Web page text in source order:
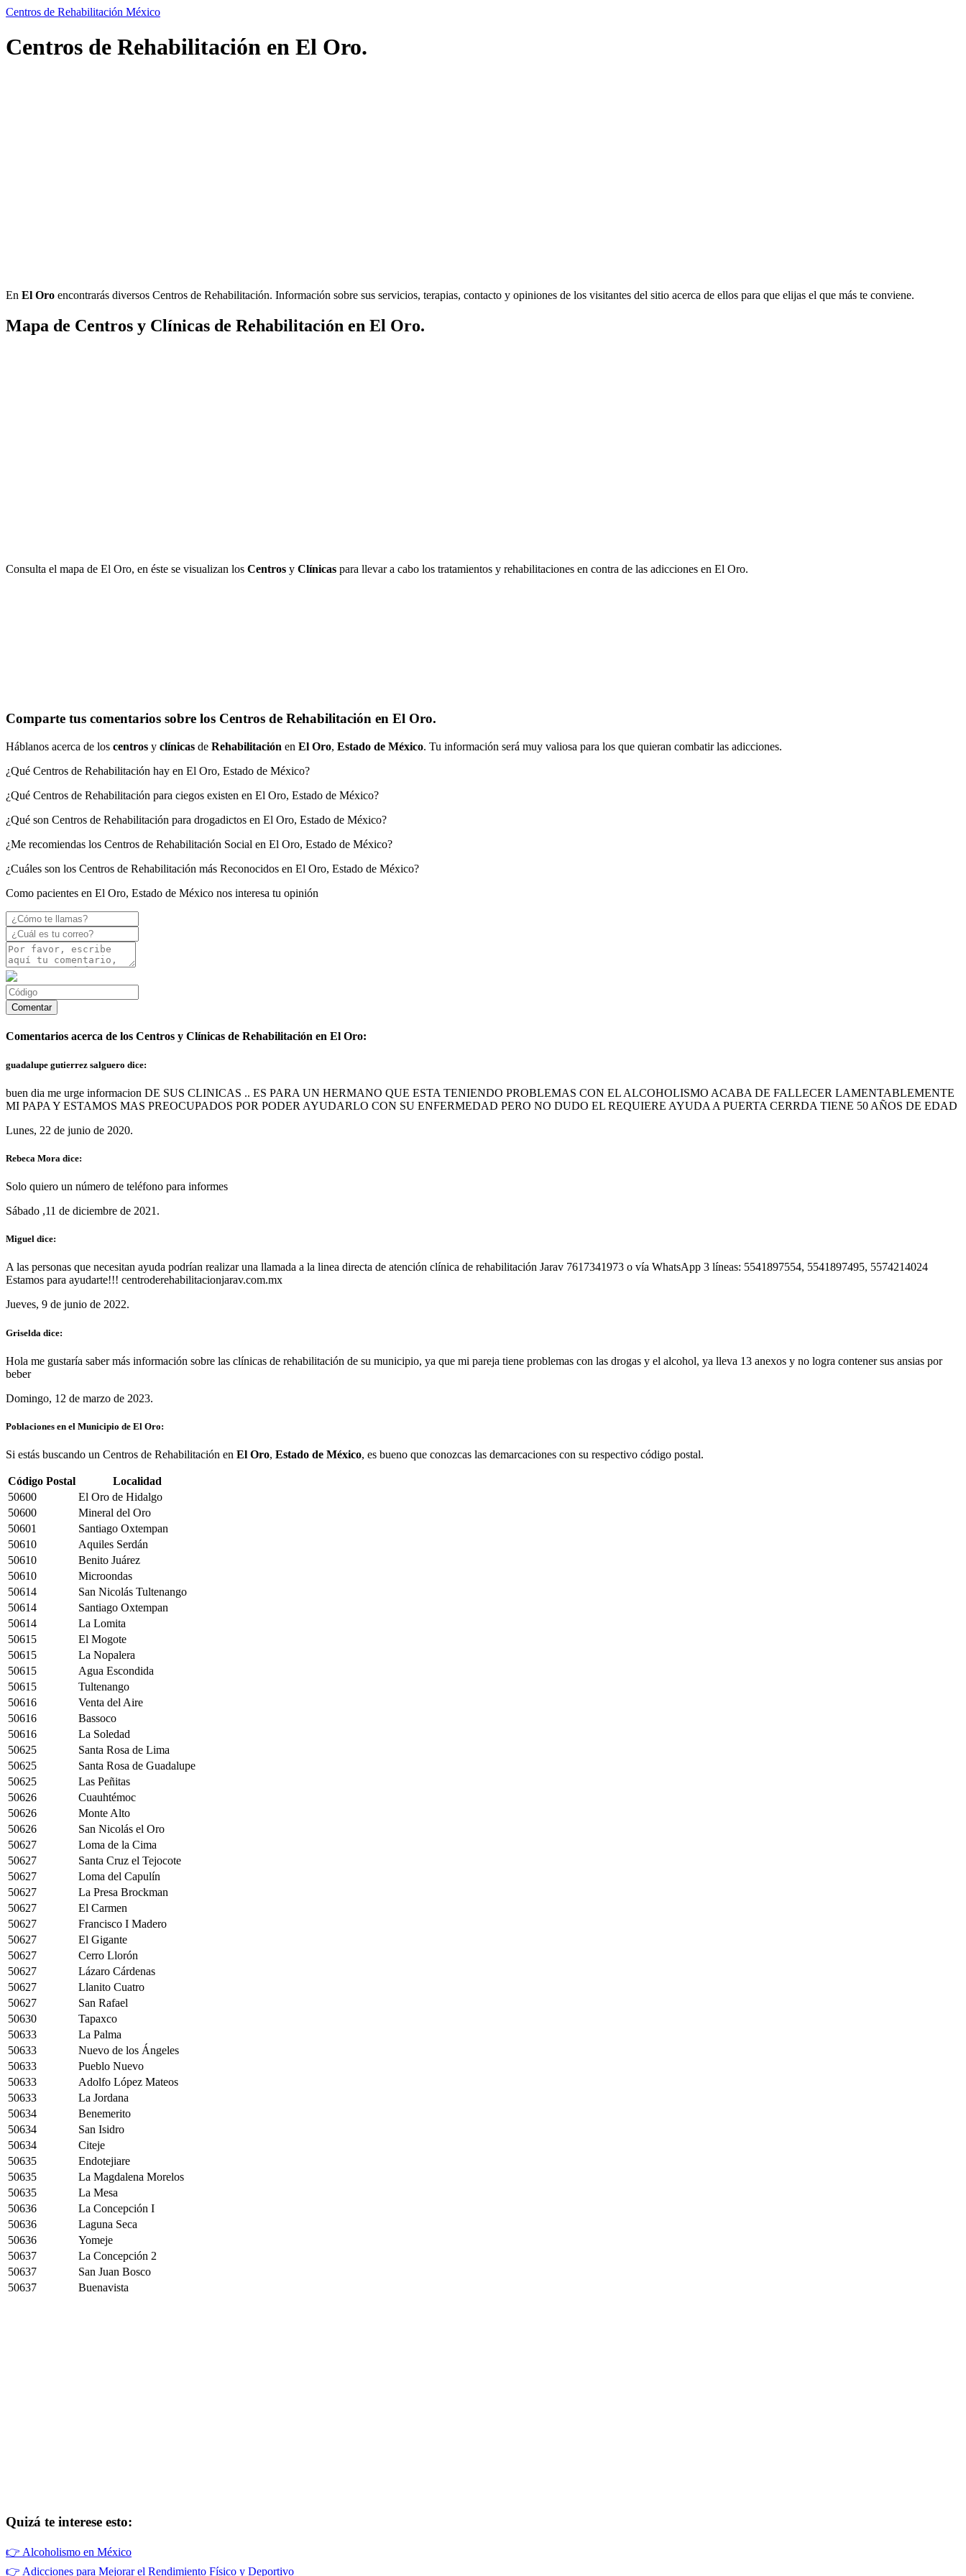
Centros de Rehabilitación México
Centros de Rehabilitación en El Oro.
En El Oro encontrarás diversos Centros de Rehabilitación. Información sobre sus servicios, terapias, contacto y opiniones de los visitantes del sitio acerca de ellos para que elijas el que más te conviene.
Mapa de Centros y Clínicas de Rehabilitación en El Oro.
Consulta el mapa de El Oro, en éste se visualizan los Centros y Clínicas para llevar a cabo los tratamientos y rehabilitaciones en contra de las adicciones en El Oro.
Comparte tus comentarios sobre los Centros de Rehabilitación en El Oro.
Háblanos acerca de los centros y clínicas de Rehabilitación en El Oro, Estado de México. Tu información será muy valiosa para los que quieran combatir las adicciones.
¿Qué Centros de Rehabilitación hay en El Oro, Estado de México?
¿Qué Centros de Rehabilitación para ciegos existen en El Oro, Estado de México?
¿Qué son Centros de Rehabilitación para drogadictos en El Oro, Estado de México?
¿Me recomiendas los Centros de Rehabilitación Social en El Oro, Estado de México?
¿Cuáles son los Centros de Rehabilitación más Reconocidos en El Oro, Estado de México?
Como pacientes en El Oro, Estado de México nos interesa tu opinión
Comentarios acerca de los Centros y Clínicas de Rehabilitación en El Oro:
guadalupe gutierrez salguero dice:
buen dia me urge informacion DE SUS CLINICAS .. ES PARA UN HERMANO QUE ESTA TENIENDO PROBLEMAS CON EL ALCOHOLISMO ACABA DE FALLECER LAMENTABLEMENTE
MI PAPA Y ESTAMOS MAS PREOCUPADOS POR PODER AYUDARLO CON SU ENFERMEDAD PERO NO DUDO EL REQUIERE AYUDA A PUERTA CERRDA TIENE 50 AÑOS DE EDAD
Lunes, 22 de junio de 2020.
Rebeca Mora dice:
Solo quiero un número de teléfono para informes
Sábado ,11 de diciembre de 2021.
Miguel dice:
A las personas que necesitan ayuda podrían realizar una llamada a la linea directa de atención clínica de rehabilitación Jarav 7617341973 o vía WhatsApp 3 líneas: 5541897554, 5541897495, 5574214024
Estamos para ayudarte!!! centroderehabilitacionjarav.com.mx
Jueves, 9 de junio de 2022.
Griselda dice:
Hola me gustaría saber más información sobre las clínicas de rehabilitación de su municipio, ya que mi pareja tiene problemas con las drogas y el alcohol, ya lleva 13 anexos y no logra contener sus ansias por
beber
Domingo, 12 de marzo de 2023.
Poblaciones en el Municipio de El Oro:
Si estás buscando un Centros de Rehabilitación en El Oro, Estado de México, es bueno que conozcas las demarcaciones con su respectivo código postal.
Código Postal
Localidad
50600
El Oro de Hidalgo
50600
Mineral del Oro
50601
Santiago Oxtempan
50610
Aquiles Serdán
50610
Benito Juárez
50610
Microondas
50614
San Nicolás Tultenango
50614
Santiago Oxtempan
50614
La Lomita
50615
El Mogote
50615
La Nopalera
50615
Agua Escondida
50615
Tultenango
50616
Venta del Aire
50616
Bassoco
50616
La Soledad
50625
Santa Rosa de Lima
50625
Santa Rosa de Guadalupe
50625
Las Peñitas
50626
Cuauhtémoc
50626
Monte Alto
50626
San Nicolás el Oro
50627
Loma de la Cima
50627
Santa Cruz el Tejocote
50627
Loma del Capulín
50627
La Presa Brockman
50627
El Carmen
50627
Francisco I Madero
50627
El Gigante
50627
Cerro Llorón
50627
Lázaro Cárdenas
50627
Llanito Cuatro
50627
San Rafael
50630
Tapaxco
50633
La Palma
50633
Nuevo de los Ángeles
50633
Pueblo Nuevo
50633
Adolfo López Mateos
50633
La Jordana
50634
Benemerito
50634
San Isidro
50634
Citeje
50635
Endotejiare
50635
La Magdalena Morelos
50635
La Mesa
50636
La Concepción I
50636
Laguna Seca
50636
Yomeje
50637
La Concepción 2
50637
San Juan Bosco
50637
Buenavista
Quizá te interese esto:
👉 Alcoholismo en México
👉 Adicciones para Mejorar el Rendimiento Físico y Deportivo